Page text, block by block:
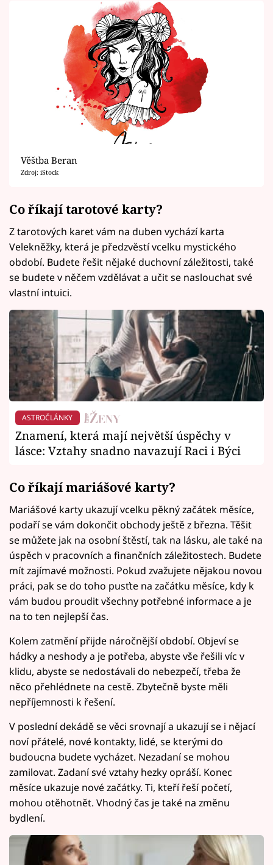
Věštba Beran
Zdroj: iStock
Co říkají tarotové karty?
Z tarotových karet vám na duben vychází karta
Velekněžky, která je předzvěstí vcelku mystického
období. Budete řešit nějaké duchovní záležitosti, také
se budete v něčem vzdělávat a učit se naslouchat své
vlastní intuici.
ASTROČLÁNKY
Znamení, která mají největší úspěchy v
lásce: Vztahy snadno navazují Raci i Býci
Co říkají mariášové karty?
Mariášové karty ukazují vcelku pěkný začátek měsíce,
podaří se vám dokončit obchody ještě z března. Těšit
se můžete jak na osobní štěstí, tak na lásku, ale také na
úspěch v pracovních a finančních záležitostech. Budete
mít zajímavé možnosti. Pokud zvažujete nějakou novou
práci, pak se do toho pusťte na začátku měsíce, kdy k
vám budou proudit všechny potřebné informace a je
na to ten nejlepší čas.
Kolem zatmění přijde náročnější období. Objeví se
hádky a neshody a je potřeba, abyste vše řešili víc v
klidu, abyste se nedostávali do nebezpečí, třeba že
něco přehlédnete na cestě. Zbytečně byste měli
nepříjemnosti k řešení.
V poslední dekádě se věci srovnají a ukazují se i nějací
noví přátelé, nové kontakty, lidé, se kterými do
budoucna budete vycházet. Nezadaní se mohou
zamilovat. Zadaní své vztahy hezky opráší. Konec
měsíce ukazuje nové začátky. Ti, kteří řeší početí,
mohou otěhotnět. Vhodný čas je také na změnu
bydlení.